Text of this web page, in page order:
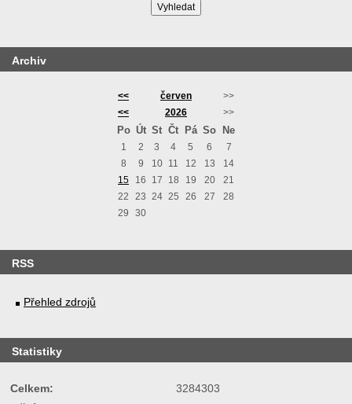
Archiv
<< červen
>>
<<
2026 >>
Po Út St Čt Pá So Ne
1 2 3 4 5 6
7
8
9 10 11 12 13
14
15
16 17 18 19 20
21
22
23 24 25 26 27
28
29
30
RSS
Přehled zdrojů
Statistiky
Celkem:
3284303